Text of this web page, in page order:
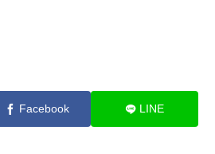
Facebook LINE